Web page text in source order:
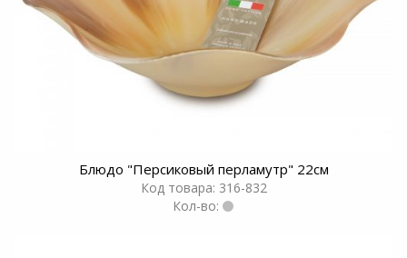
Блюдо "Персиковый перламутр" 22см
Код товара: 316-832
Кол-во: